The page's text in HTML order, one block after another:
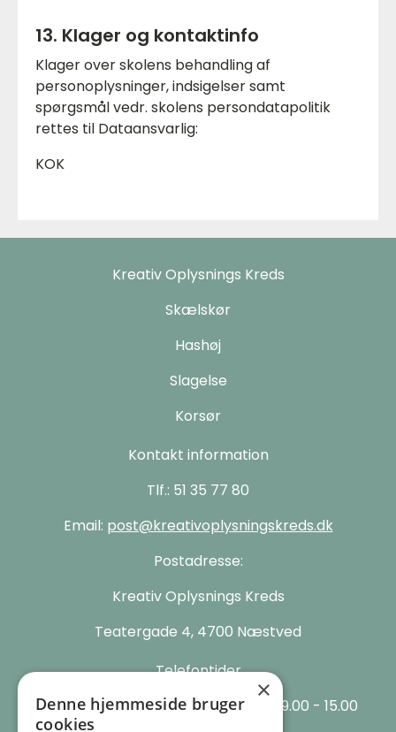
13. Klager og kontaktinfo
Klager over skolens behandling af
personoplysninger, indsigelser samt
spørgsmål vedr. skolens persondatapolitik
rettes til Dataansvarlig:
KOK
Kreativ Oplysnings Kreds
Skælskør
Hashøj
Slagelse
Korsør
Kontakt information
Tlf.: 51 35 77 80
Email: post@kreativoplysningskreds.dk
Postadresse:
Kreativ Oplysnings Kreds
Teatergade 4, 4700 Næstved
Telefontider
Vi har åbent mandag til torsdag kl. 9.00 - 15.00
×
Denne hjemmeside bruger
cookies